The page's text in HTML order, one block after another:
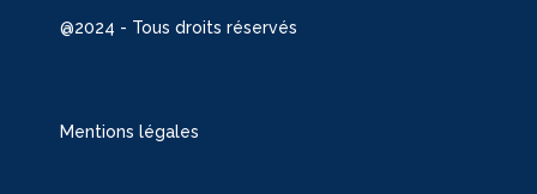
@2024 - Tous droits réservés
Mentions légales